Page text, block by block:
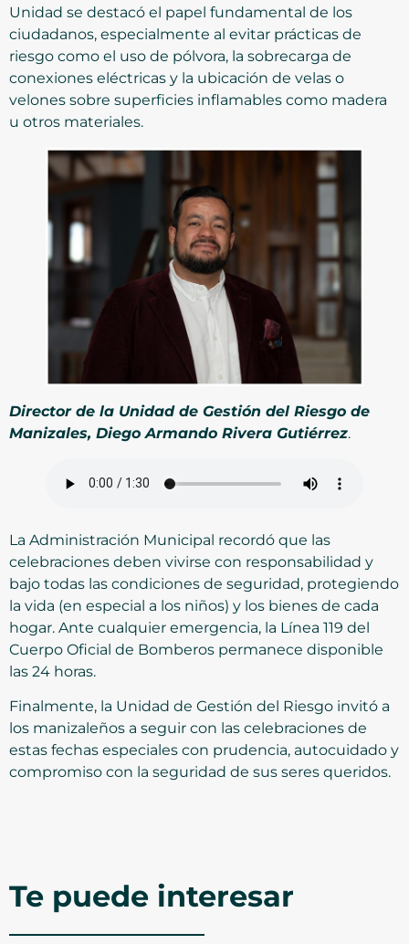
Unidad se destacó el papel fundamental de los
ciudadanos, especialmente al evitar prácticas de
riesgo como el uso de pólvora, la sobrecarga de
conexiones eléctricas y la ubicación de velas o
velones sobre superficies inflamables como madera
u otros materiales.
Director de la Unidad de Gestión del Riesgo de
Manizales, Diego Armando Rivera Gutiérrez.
La Administración Municipal recordó que las
celebraciones deben vivirse con responsabilidad y
bajo todas las condiciones de seguridad, protegiendo
la vida (en especial a los niños) y los bienes de cada
hogar. Ante cualquier emergencia, la Línea 119 del
Cuerpo Oficial de Bomberos permanece disponible
las 24 horas.
Finalmente, la Unidad de Gestión del Riesgo invitó a
los manizaleños a seguir con las celebraciones de
estas fechas especiales con prudencia, autocuidado y
compromiso con la seguridad de sus seres queridos.
Te puede interesar